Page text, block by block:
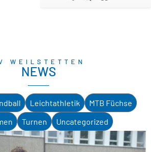
WEILSTETTEN
NEWS
Leichtathletik
MTB Füchse
Turnen Uncategorized